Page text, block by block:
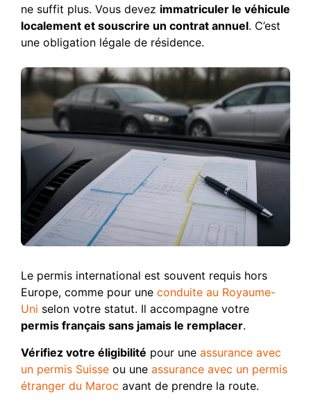
ne suffit plus. Vous devez immatriculer le véhicule
localement et souscrire un contrat annuel. C’est
une obligation légale de résidence.
Le permis international est souvent requis hors
Europe, comme pour une conduite au Royaume-
Uni selon votre statut. Il accompagne votre
permis français sans jamais le remplacer.
Vérifiez votre éligibilité pour une assurance avec
un permis Suisse ou une assurance avec un permis
étranger du Maroc avant de prendre la route.